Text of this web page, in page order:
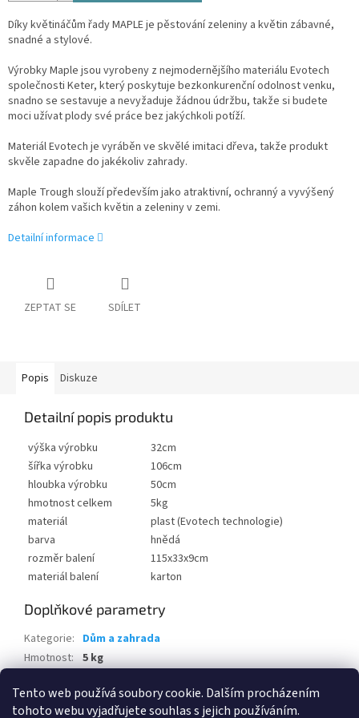
Tento web používá soubory cookie. Dalším procházením
tohoto webu vyjadřujete souhlas s jejich používáním.
Díky květináčům řady MAPLE je pěstování zeleniny a květin zábavné,
snadné a stylové.
Výrobky Maple jsou vyrobeny z nejmodernějšího materiálu Evotech
společnosti Keter, který poskytuje bezkonkurenční odolnost venku,
snadno se sestavuje a nevyžaduje žádnou údržbu, takže si budete
moci užívat plody své práce bez jakýchkoli potíží.
Materiál Evotech je vyráběn ve skvělé imitaci dřeva, takže produkt
skvěle zapadne do jakékoliv zahrady.
Maple Trough slouží především jako atraktivní, ochranný a vyvýšený
záhon kolem vašich květin a zeleniny v zemi.
Detailní informace
ZEPTAT SE SDÍLET
Popis Diskuze
Detailní popis produktu
výška výrobku
32cm
šířka výrobku
106cm
hloubka výrobku
50cm
hmotnost celkem
5kg
materiál
plast (Evotech technologie)
barva
hnědá
rozměr balení
115x33x9cm
materiál balení
karton
Doplňkové parametry
Kategorie: Dům a zahrada
Hmotnost: 5 kg